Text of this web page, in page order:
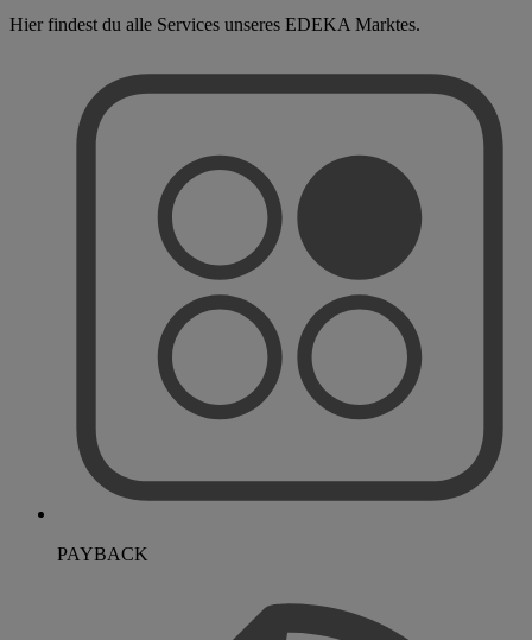
Hier findest du alle Services unseres EDEKA Marktes.
PAYBACK